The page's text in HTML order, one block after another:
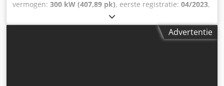
vermogen: 300 kW (407,89 pk), eerste registratie: 04/2023,
, aantal zitplaatsen:
overbrenging:automatisch, emissieklasse:Euro 6, kleur:
, Uitrusting:ABS,
Advertentie